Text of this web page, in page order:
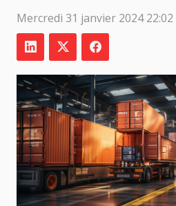
Mercredi 31 janvier 2024 22:02